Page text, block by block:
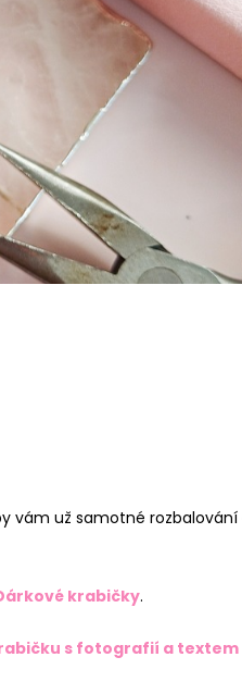
vám už samotné rozbalování
krabičky.
s fotografií a textem